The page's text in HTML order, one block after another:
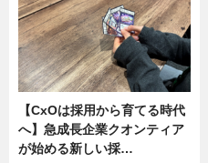
【CxOは採用から育てる時代
へ】急成長企業クオンティア
が始める新しい採…